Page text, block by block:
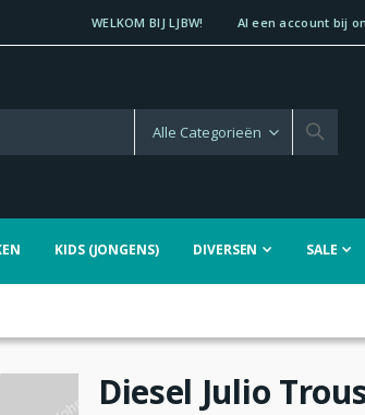
WELKOM BIJ LJBW! Al een account bij
KIDS (JONGENS) DIVERSEN SALE
Diesel Julio